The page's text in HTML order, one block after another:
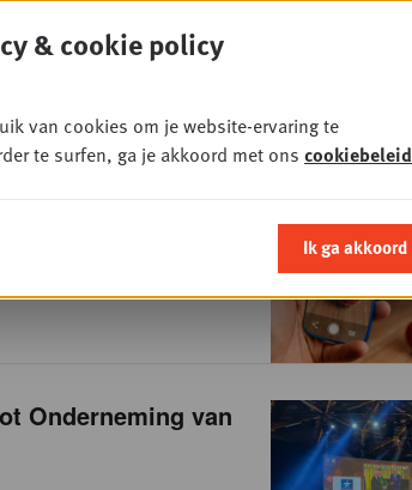
wereldwijd op
AI
Onderneming van
& cookie policy
van cookies om je website-ervaring te
te surfen, ga je akkoord met ons cookiebeleid
Ik ga akkoord